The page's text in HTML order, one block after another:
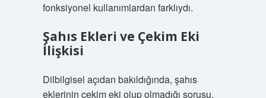
fonksiyonel kullanımlardan farklıydı.
Şahıs Ekleri ve Çekim Eki
İlişkisi
Dilbilgisel açıdan bakıldığında, şahıs
eklerinin çekim eki olup olmadığı sorusu,